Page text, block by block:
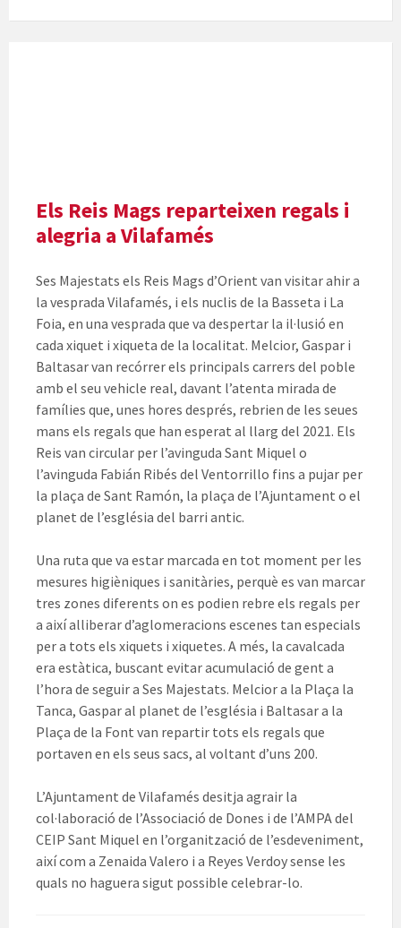
Els Reis Mags reparteixen regals i
alegria a Vilafamés
Ses Majestats els Reis Mags d’Orient van visitar ahir a
la vesprada Vilafamés, i els nuclis de la Basseta i La
Foia, en una vesprada que va despertar la il·lusió en
cada xiquet i xiqueta de la localitat. Melcior, Gaspar i
Baltasar van recórrer els principals carrers del poble
amb el seu vehicle real, davant l’atenta mirada de
famílies que, unes hores després, rebrien de les seues
mans els regals que han esperat al llarg del 2021. Els
Reis van circular per l’avinguda Sant Miquel o
l’avinguda Fabián Ribés del Ventorrillo fins a pujar per
la plaça de Sant Ramón, la plaça de l’Ajuntament o el
planet de l’església del barri antic.
Una ruta que va estar marcada en tot moment per les
mesures higièniques i sanitàries, perquè es van marcar
tres zones diferents on es podien rebre els regals per
a així alliberar d’aglomeracions escenes tan especials
per a tots els xiquets i xiquetes. A més, la cavalcada
era estàtica, buscant evitar acumulació de gent a
l’hora de seguir a Ses Majestats. Melcior a la Plaça la
Tanca, Gaspar al planet de l’església i Baltasar a la
Plaça de la Font van repartir tots els regals que
portaven en els seus sacs, al voltant d’uns 200.
L’Ajuntament de Vilafamés desitja agrair la
col·laboració de l’Associació de Dones i de l’AMPA del
CEIP Sant Miquel en l’organització de l’esdeveniment,
així com a Zenaida Valero i a Reyes Verdoy sense les
quals no haguera sigut possible celebrar-lo.